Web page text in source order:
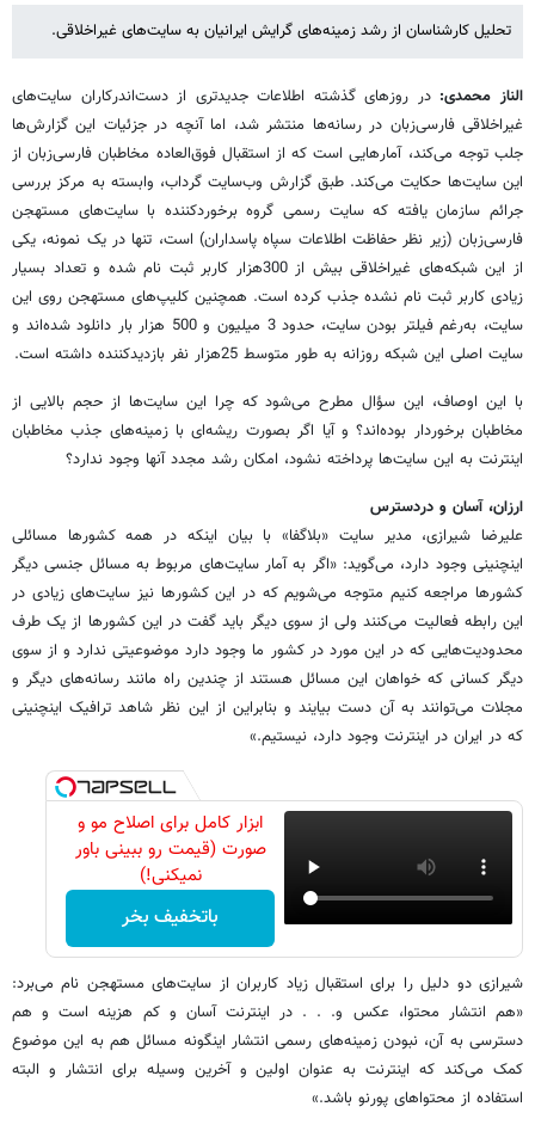
تحلیل کارشناسان از رشد زمینه‌های گرایش ایرانیان به سایت‌های غیراخلاقی.
الناز محمدی:در روزهای گذشته اطلاعات جدیدتری از دست‌اندرکاران سایت‌های
غیراخلاقی فارسی‌زبان در رسانه‌ها منتشر شد، اما آنچه در جزئیات این گزارش‌ها
جلب توجه می‌کند، آمارهایی است که از استقبال فوق‌العاده مخاطبان فارسی‌زبان از
این سایت‌ها حکایت می‌کند. طبق گزارش وب‌سایت گرداب، وابسته به مرکز بررسی
جرائم سازمان یافته که سایت رسمی گروه برخوردکننده با سایت‌های مستهجن
فارسی‌زبان (زیر نظر حفاظت اطلاعات سپاه پاسداران) است، تنها در یک نمونه، یکی
از این شبکه‌های غیراخلاقی بیش از 300هزار کاربر ثبت نام شده و تعداد بسیار
زیادی کاربر ثبت نام نشده جذب کرده است. همچنین کلیپ‌های مستهجن روی این
سایت، به‌رغم فیلتر بودن سایت، حدود 3 میلیون و 500 هزار بار دانلود شده‌اند و
سایت اصلی این شبکه روزانه به طور متوسط 25هزار نفر بازدیدکننده داشته است.
با این اوصاف، این سؤال مطرح می‌شود که چرا این سایت‌ها از حجم بالایی از
مخاطبان برخوردار بوده‌اند؟ و آیا اگر بصورت ریشه‌ای با زمینه‌های جذب مخاطبان
اینترنت به این سایت‌ها پرداخته نشود، امکان رشد مجدد آنها وجود ندارد؟
ارزان، آسان و دردسترس
علیرضا شیرازی، مدیر سایت «بلاگفا» با بیان اینکه در همه کشورها مسائلی
اینچنینی وجود دارد، می‌گوید: «اگر به آمار سایت‌های مربوط به مسائل جنسی دیگر
کشورها مراجعه کنیم متوجه می‌شویم که در این کشورها نیز سایت‌های زیادی در
این رابطه فعالیت می‌کنند ولی از سوی دیگر باید گفت در این کشورها از یک طرف
محدودیت‌هایی که در این مورد در کشور ما وجود دارد موضوعیتی ندارد و از سوی
دیگر کسانی که خواهان این مسائل هستند از چندین راه مانند رسانه‌های دیگر و
مجلات می‌توانند به آن دست بیایند و بنابراین از این نظر شاهد ترافیک اینچنینی
که در ایران در اینترنت وجود دارد، نیستیم.»
ابزار کامل برای اصلاح مو و
صورت (قیمت رو ببینی باور
نمیکنی!)
باتخفیف بخر
شیرازی دو دلیل را برای استقبال زیاد کاربران از سایت‌های مستهجن نام می‌برد:
«هم انتشار محتوا، عکس و. . . در اینترنت آسان و کم هزینه است و هم
دسترسی به آن، نبودن زمینه‌های رسمی انتشار اینگونه مسائل هم به این موضوع
کمک می‌کند که اینترنت به عنوان اولین و آخرین وسیله برای انتشار و البته
استفاده از محتواهای پورنو باشد.»